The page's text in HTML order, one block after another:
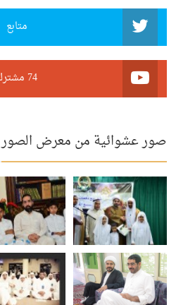
متابع
74 مشترك
صور عشوائية من معرض الصور